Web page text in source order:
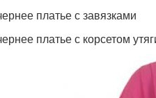
платье с завязками
платье с корсетом